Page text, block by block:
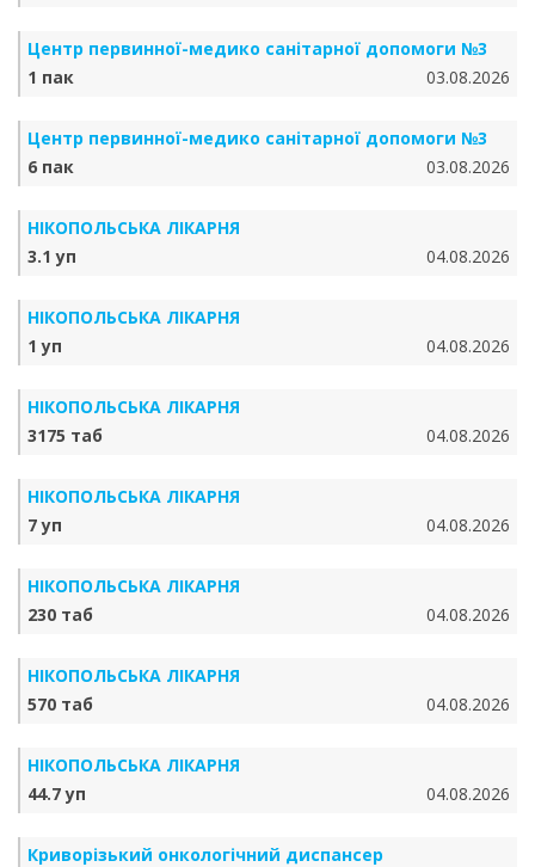
Центр первинної-медико санітарної допомоги №3
1 пак
03.08.2026
Центр первинної-медико санітарної допомоги №3
6 пак
03.08.2026
НІКОПОЛЬСЬКА ЛІКАРНЯ
3.1 уп
04.08.2026
НІКОПОЛЬСЬКА ЛІКАРНЯ
1 уп
04.08.2026
НІКОПОЛЬСЬКА ЛІКАРНЯ
3175 таб
04.08.2026
НІКОПОЛЬСЬКА ЛІКАРНЯ
7 уп
04.08.2026
НІКОПОЛЬСЬКА ЛІКАРНЯ
230 таб
04.08.2026
НІКОПОЛЬСЬКА ЛІКАРНЯ
570 таб
04.08.2026
НІКОПОЛЬСЬКА ЛІКАРНЯ
44.7 уп
04.08.2026
Криворізький онкологічний диспансер